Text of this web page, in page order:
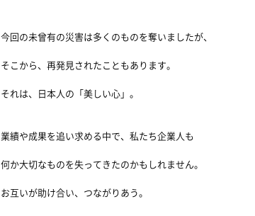
今回の未曾有の災害は多くのものを奪いましたが、
そこから、再発見されたこともあります。
それは、日本人の「美しい心」。
業績や成果を追い求める中で、私たち企業人も
何か大切なものを失ってきたのかもしれません。
お互いが助け合い、つながりあう。